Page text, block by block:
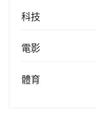
科技
電影
體育